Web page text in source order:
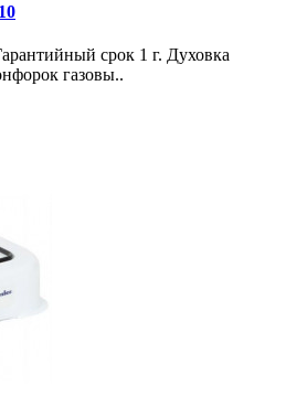
срок 1 г. Духовка
газовы..